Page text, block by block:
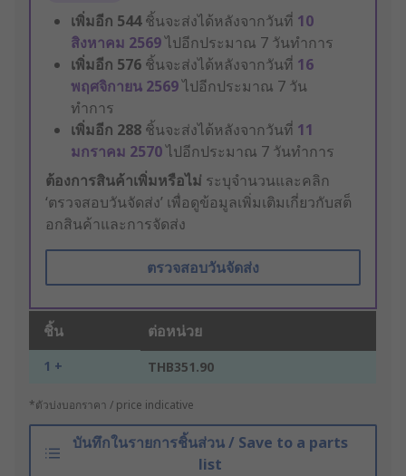
เพิ่มอีก 544ชิ้นจะส่งได้หลังจากวันที่ 10
สิงหาคม 2569ไปอีกประมาณ 7 วันทำการ
เพิ่มอีก 576 ชิ้นจะส่งได้หลังจากวันที่ 16
พฤศจิกายน 2569ไปอีกประมาณ 7 วัน
ทำการ
เพิ่มอีก 288 ชิ้นจะส่งได้หลังจากวันที่ 11
มกราคม 2570ไปอีกประมาณ 7 วันทำการ
ต้องการสินค้าเพิ่มหรือไม่ ระบุจำนวนและคลิก
‘ตรวจสอบวันจัดส่ง’ เพื่อดูข้อมูลเพิ่มเติมเกี่ยวกับสต็
อกสินค้าและการจัดส่ง
ตรวจสอบวันจัดส่ง
ชิ้น ต่อหน่วย
1 + THB351.90
*ตัวบ่งบอกราคา / price indicative
บันทึกในรายการชิ้นส่วน / Save to a parts
list